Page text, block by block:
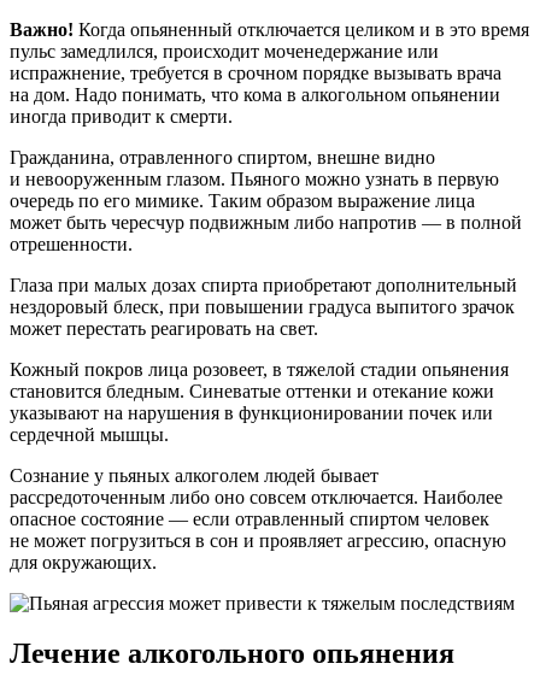
Важно! Когда опьяненный отключается целиком и в это время
пульс замедлился, происходит моченедержание или
испражнение, требуется в срочном порядке вызывать врача
на дом. Надо понимать, что кома в алкогольном опьянении
иногда приводит к смерти.
Гражданина, отравленного спиртом, внешне видно
и невооруженным глазом. Пьяного можно узнать в первую
очередь по его мимике. Таким образом выражение лица
может быть чересчур подвижным либо напротив — в полной
отрешенности.
Глаза при малых дозах спирта приобретают дополнительный
нездоровый блеск, при повышении градуса выпитого зрачок
может перестать реагировать на свет.
Кожный покров лица розовеет, в тяжелой стадии опьянения
становится бледным. Синеватые оттенки и отекание кожи
указывают на нарушения в функционировании почек или
сердечной мышцы.
Сознание у пьяных алкоголем людей бывает
рассредоточенным либо оно совсем отключается. Наиболее
опасное состояние — если отравленный спиртом человек
не может погрузиться в сон и проявляет агрессию, опасную
для окружающих.
Лечение алкогольного опьянения